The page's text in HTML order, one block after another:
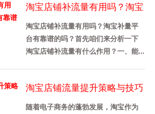
卖......
淘宝店铺补流量有用吗？淘宝
补量平台有靠谱的吗？
淘宝店铺补流量有用吗？淘宝补量平
台有靠谱的吗？首先咱们来分析一下
淘宝店铺补流量有什么作用？一、能
淘宝店铺流量提升策略与技巧
随着电子商务的蓬勃发展，淘宝作为